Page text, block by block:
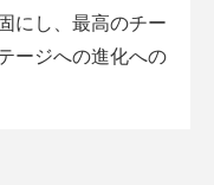
にし、最高のチー
ージへの進化への